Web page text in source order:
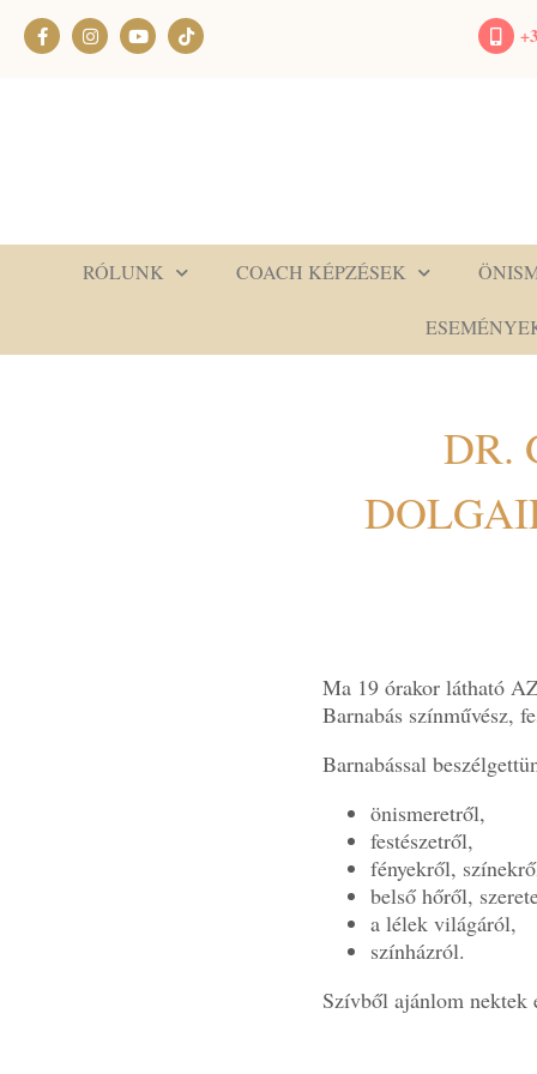
RÓLUNK COACH KÉPZÉSEK
DR.
Ma 19 órakor látható
Barnabás színművész,
Barnabással
önismeretről,
festészetről,
fényekről,
belső hőről,
a lélek világáról,
színházról.
Szívből ajánlom nektek